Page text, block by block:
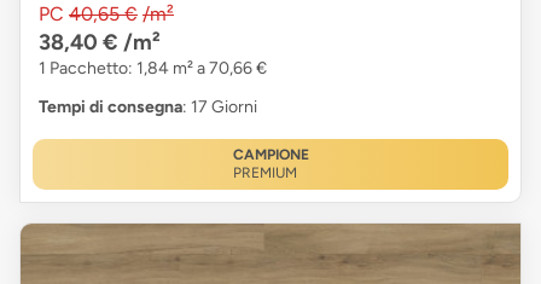
PC 40,65 € /m²
38,40 € /m²
1 Pacchetto: 1,84 m² a 70,66 €
Tempi di consegna: 17 Giorni
CAMPIONE
PREMIUM